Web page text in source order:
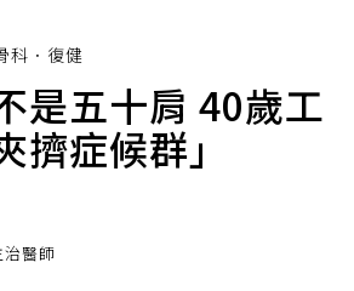
科．復健
是五十肩 40歲工
擠症候群」
醫師